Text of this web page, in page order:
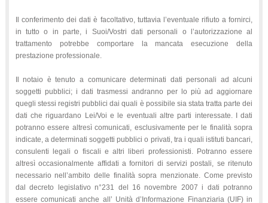
Il conferimento dei dati è facoltativo, tuttavia l’eventuale rifiuto a fornirci,
in tutto o in parte, i Suoi/Vostri dati personali o l’autorizzazione al
trattamento potrebbe comportare la mancata esecuzione della
prestazione professionale.
Il notaio è tenuto a comunicare determinati dati personali ad alcuni
soggetti pubblici; i dati trasmessi andranno per lo più ad aggiornare
quegli stessi registri pubblici dai quali è possibile sia stata tratta parte dei
dati che riguardano Lei/Voi e le eventuali altre parti interessate. I dati
potranno essere altresì comunicati, esclusivamente per le finalità sopra
indicate, a determinati soggetti pubblici o privati, tra i quali istituti bancari,
consulenti legali o fiscali e altri liberi professionisti. Potranno essere
altresì occasionalmente affidati a fornitori di servizi postali, se ritenuto
necessario nell’ambito delle finalità sopra menzionate. Come previsto
dal decreto legislativo n°231 del 16 novembre 2007 i dati potranno
essere comunicati anche all’ Unità d’Informazione Finanziaria (UIF) in